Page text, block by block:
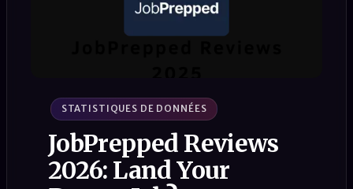
STATISTIQUES DE DONNÉES
JobPrepped Reviews
2026: Land Your